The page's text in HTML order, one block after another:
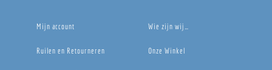
Mijn account
Ruilen en Retourneren
Wie zijn wij…
Onze Winkel